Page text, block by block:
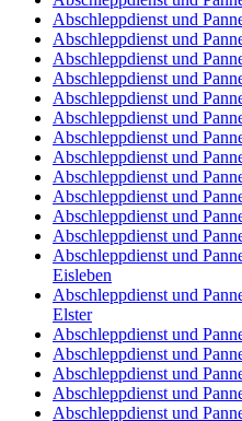
Abschleppdienst und
Abschleppdienst und
Abschleppdienst und
Abschleppdienst und
Abschleppdienst und
Abschleppdienst und
Abschleppdienst und
Abschleppdienst und
Abschleppdienst und
Abschleppdienst und
Abschleppdienst und
Abschleppdienst und
Abschleppdienst und
Eisleben
Abschleppdienst und
Elster
Abschleppdienst und
Abschleppdienst und
Abschleppdienst und
Abschleppdienst und
Abschleppdienst und